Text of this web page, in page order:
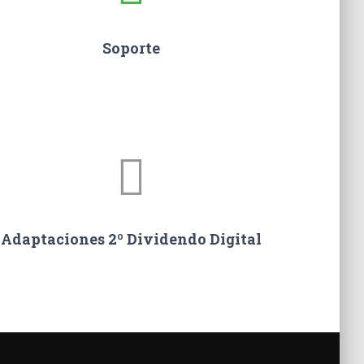
Soporte
Adaptaciones 2º Dividendo Digital